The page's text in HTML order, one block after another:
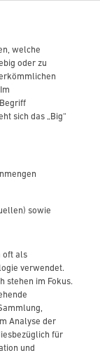
welche
oder zu
sich das „Big“
sowie
oft als
verwendet.
stehen im Fokus.
Analyse der
für
und